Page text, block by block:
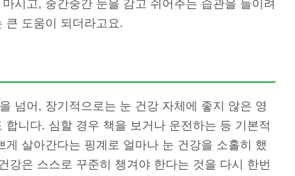
시고, 중간중간 눈을 감고 쉬어주는 습관을 들이려
큰 도움이 되더라고요.
넘어, 장기적으로는 눈 건강 자체에 좋지 않은 영
니다. 심할 경우 책을 보거나 운전하는 등 기본적
살아간다는 핑계로 얼마나 눈 건강을 소홀히 했
강은 스스로 꾸준히 챙겨야 한다는 것을 다시 한번